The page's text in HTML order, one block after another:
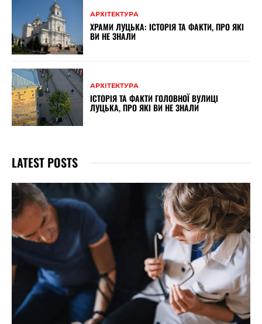
АРХІТЕКТУРА
ХРАМИ ЛУЦЬКА: ІСТОРІЯ ТА ФАКТИ, ПРО ЯКІ
ВИ НЕ ЗНАЛИ
АРХІТЕКТУРА
ІСТОРІЯ ТА ФАКТИ ГОЛОВНОЇ ВУЛИЦІ
ЛУЦЬКА, ПРО ЯКІ ВИ НЕ ЗНАЛИ
LATEST POSTS